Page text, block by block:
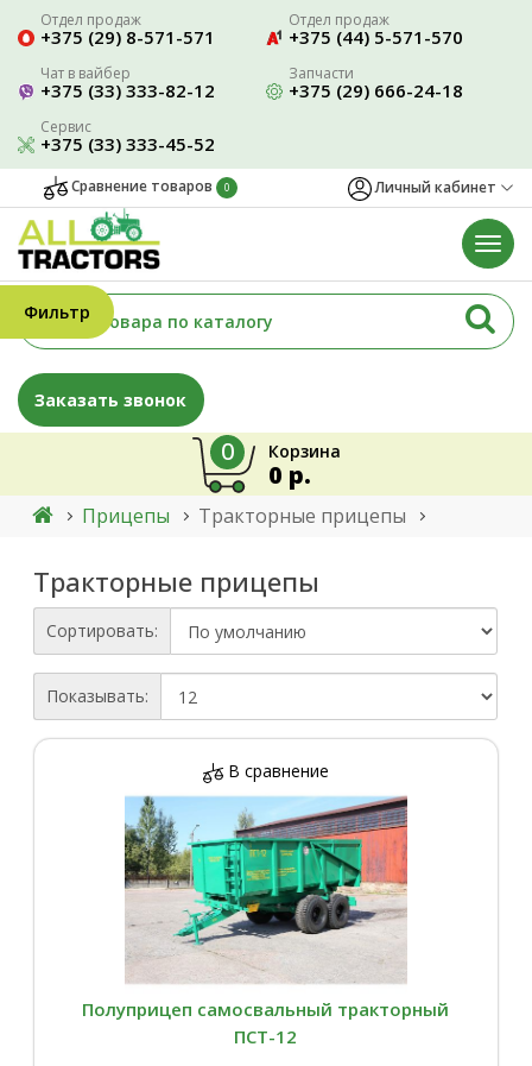
Отдел продаж
+375 (29) 8-571-571
Отдел продаж
+375 (44) 5-571-570
Чат в вайбер
+375 (33) 333-82-12
Запчасти
+375 (29) 666-24-18
Сервис
+375 (33) 333-45-52
Сравнение товаров 0 Личный кабинет
Заказать звонок
Корзина
0
0 р.
Прицепы Тракторные прицепы
Тракторные прицепы
Сортировать:
Показывать:
В сравнение
Полуприцеп самосвальный тракторный
ПСТ-12
Фильтр